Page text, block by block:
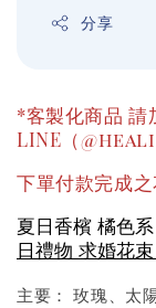
分享
*客製化商品 請
LINE（
下單付款完成
夏日香檳 橘色
日禮物 求婚花
主要： 玫瑰、太